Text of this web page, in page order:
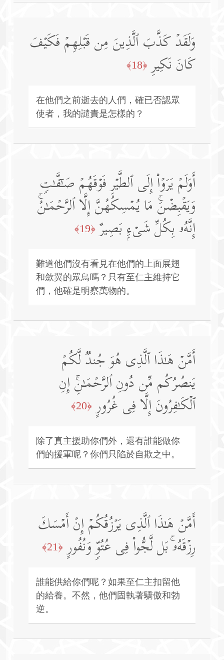
وَلَقَدۡ كَذَّبَ ٱلَّذِینَ مِن قَبۡلِهِمۡ فَكَیۡفَ
كَانَ نَكِیرِ ﴿18﴾
在他們之前逝去的人們，確已否認眾
使者，我的譴責是怎樣的？
أَوَلَمۡ یَرَوۡا۟ إِلَى ٱلطَّیۡرِ فَوۡقَهُمۡ صَـٰۤفَّـٰتࣲ
وَیَقۡبِضۡنَۚ مَا یُمۡسِكُهُنَّ إِلَّا ٱلرَّحۡمَـٰنُۚ
إِنَّهُۥ بِكُلِّ شَیۡءِۭ بَصِیرٌ ﴿19﴾
難道他們沒有看見在他們的上面展翅
和歛翼的眾鳥嗎？只有至仁主維持它
們，他確是明察萬物的。
أَمَّنۡ هَـٰذَا ٱلَّذِی هُوَ جُندࣱ لَّكُمۡ
یَنصُرُكُم مِّن دُونِ ٱلرَّحۡمَـٰنِۚ إِنِ
ٱلۡكَـٰفِرُونَ إِلَّا فِی غُرُورٍ ﴿20﴾
除了真主援助你們外，還有誰能做你
們的援軍呢？你們只陷於自欺之中。
أَمَّنۡ هَـٰذَا ٱلَّذِی یَرۡزُقُكُمۡ إِنۡ أَمۡسَكَ
رِزۡقَهُۥۚ بَل لَّجُّوا۟ فِی عُتُوࣲّ وَنُفُورٍ ﴿21﴾
誰能供給你們呢？如果至仁主扣留他
的給養。不然，他們固執著驕傲和勃
逆。